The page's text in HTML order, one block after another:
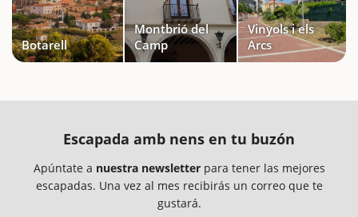
Botarell
Montbrió del
Camp
Vinyols i els
Arcs
Escapada amb nens en tu buzón
Apúntate a nuestra newsletterpara tener las mejores
escapadas. Una vez al mes recibirás un correo que te
gustará.